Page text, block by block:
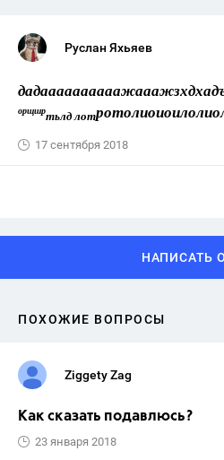
Руслан Яхьяев
орщшртьлд лот
17 сентября 2018
НАПИСАТЬ
ПОХОЖИЕ ВОПРОСЫ
Ziggety Zag
Как сказать подавлюсь?
23 января 2018